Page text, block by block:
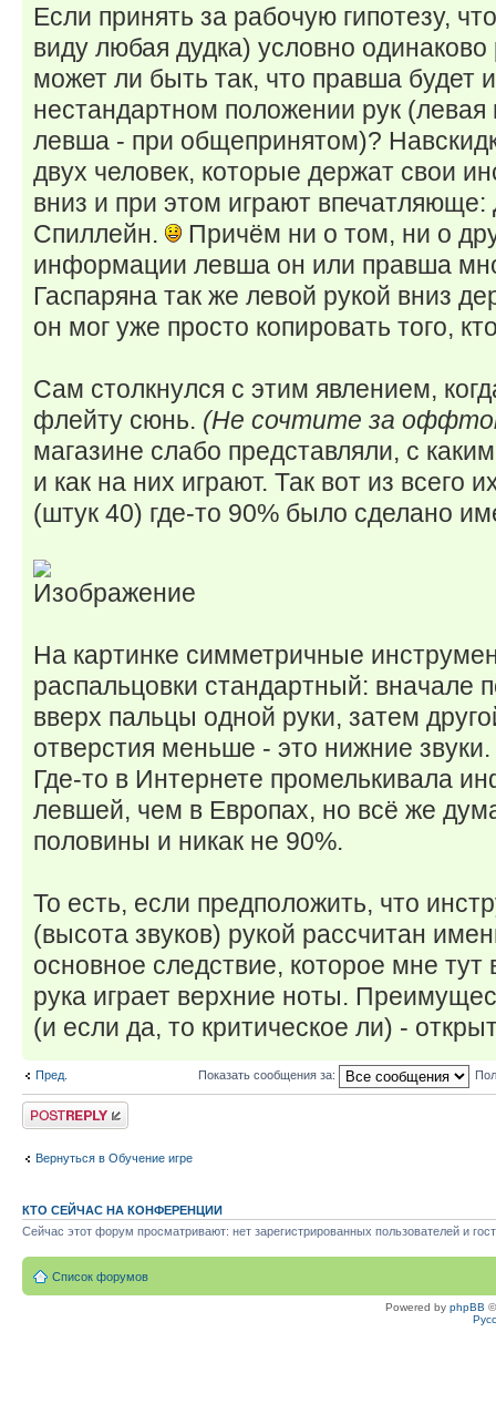
Если принять за рабочую гипотезу,
виду любая дудка) условно
может ли быть так, что правша будет
нестандартном положении рук (левая
левша - при общепринятом)?
двух человек, которые держат свои
вниз и при этом играют
Спиллейн.
Причём ни о том, ни о
информации левша он или правша
Гаспаряна так же левой рукой вниз
он мог уже просто копировать того,
Сам столкнулся с этим явлением,
флейту сюнь. (Не сочтите за
магазине слабо представляли, с
и как на них играют. Так вот из всего
(штук 40) где-то 90% было сделано
На картинке симметричные
распальцовки стандартный: вначале
вверх пальцы одной руки, затем
отверстия меньше - это нижние звуки.
Где-то в Интернете промелькивала
левшей, чем в Европах, но всё же
половины и никак не 90%.
То есть, если предположить, что
(высота звуков) рукой рассчитан
основное следствие, которое мне тут
рука играет верхние ноты.
(и если да, то критическое ли) -
Пред. Показать сообщения за:
Ответить
Вернуться в Обучение игре
КТО СЕЙЧАС НА КОНФЕРЕНЦИИ
Сейчас этот форум просматривают: нет зарегистрированных пользователей и
Список форумов
Powered by phpBB